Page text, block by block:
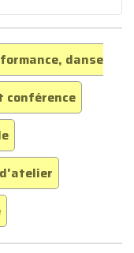
danse
conférence